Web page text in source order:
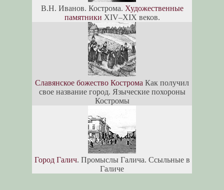
В.Н. Иванов. Кострома. Художественные
памятники XIV–XIX веков.
Славянское божество Кострома Как получил
свое название город. Языческие похороны
Костромы
Город Галич. Промыслы Галича. Ссыльные в
Галиче